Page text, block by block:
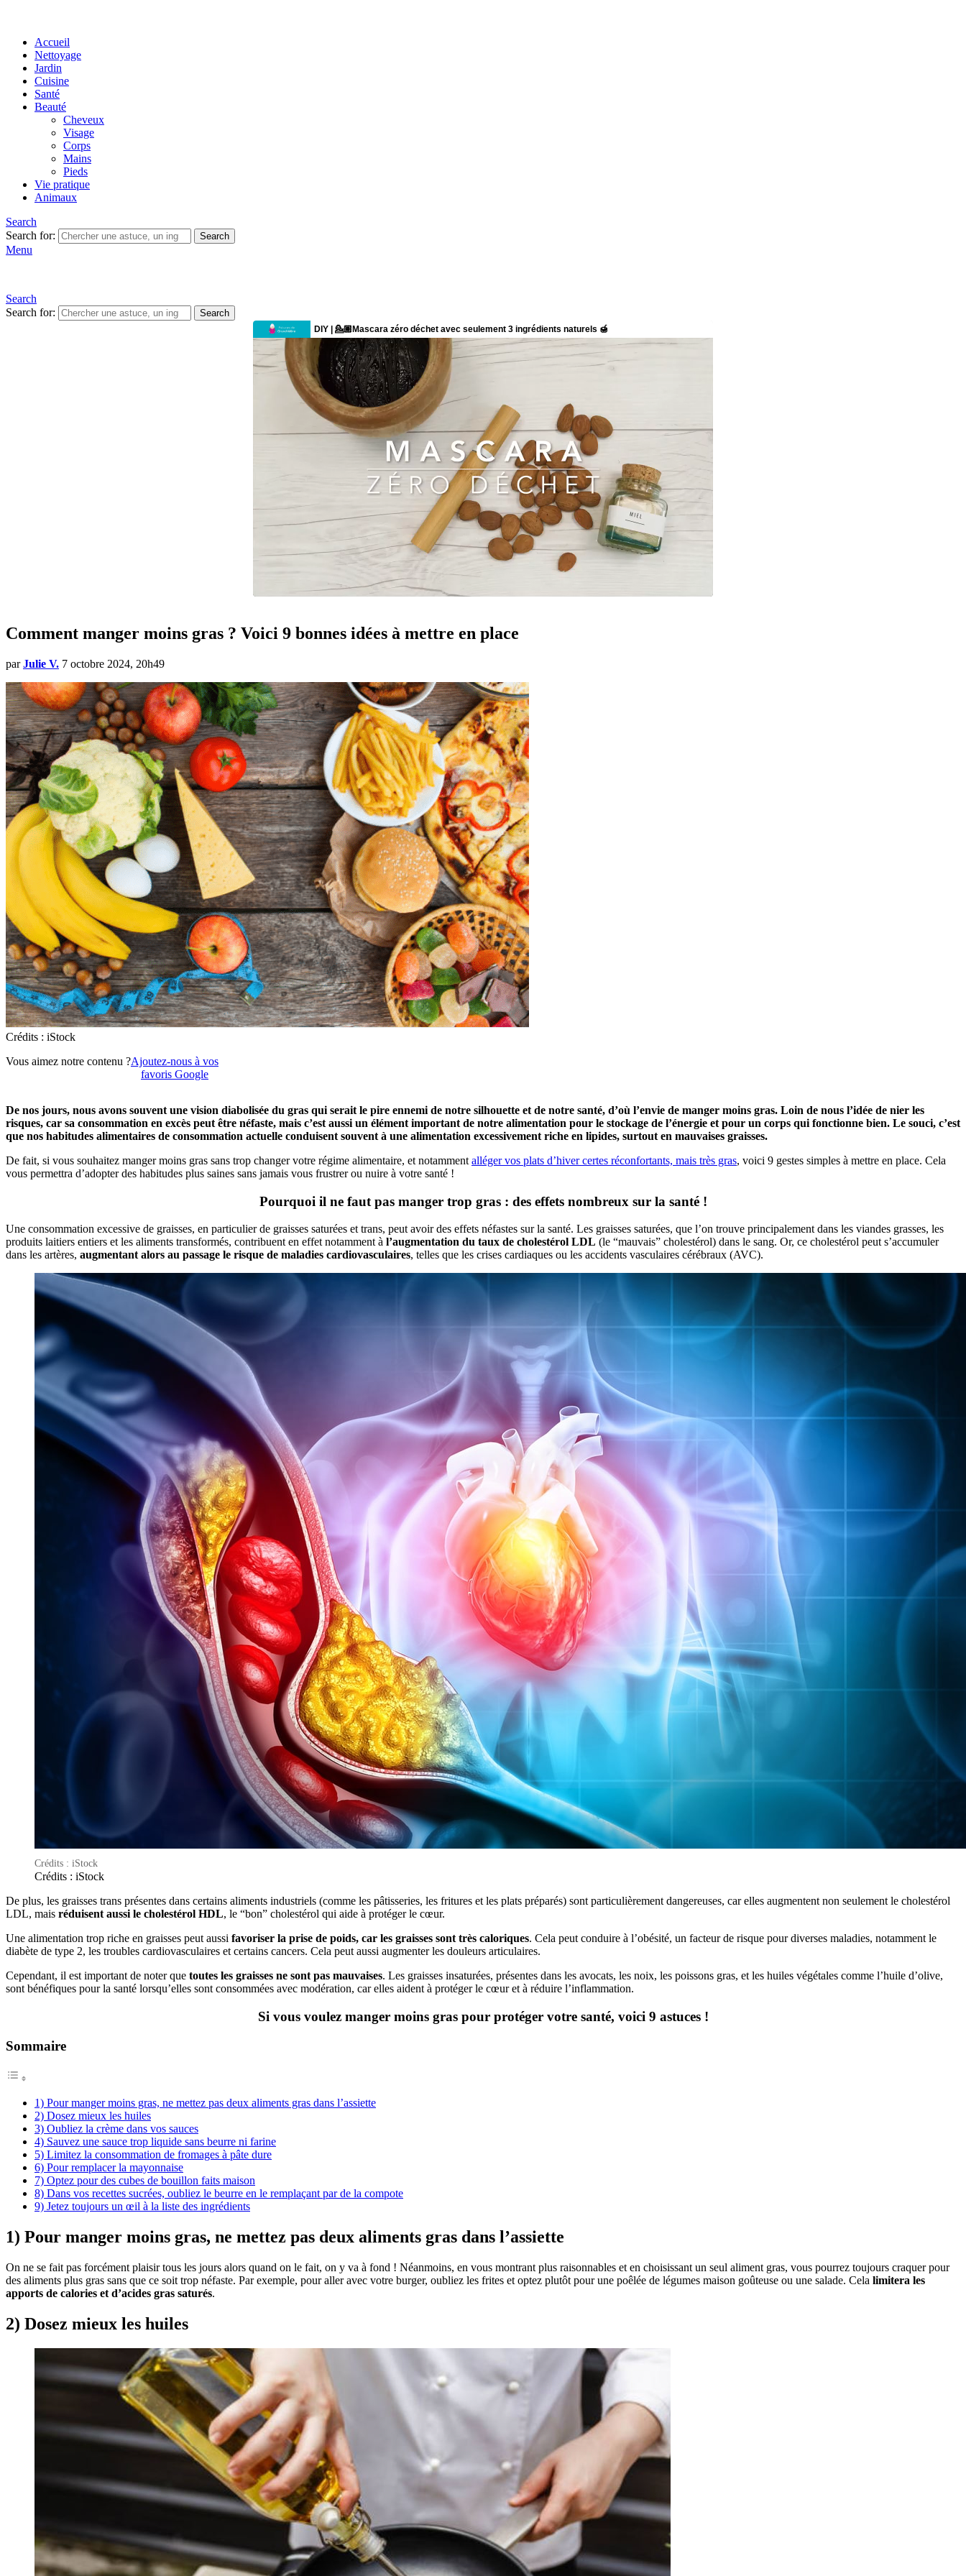
Accueil
Nettoyage
Jardin
Cuisine
Santé
Beauté
Cheveux
Visage
Corps
Mains
Pieds
Vie pratique
Animaux
Search
Search for:
Search
Menu
Search
Search for:
Search
Comment manger moins gras ? Voici 9 bonnes idées à mettre en place
par Julie V. 7 octobre 2024, 20h49
Crédits : iStock
Vous aimez notre contenu ?Ajoutez-nous à vos
favoris Google
De nos jours, nous avons souvent une vision diabolisée du gras qui serait le pire ennemi de notre silhouette et de notre santé, d’où l’envie de manger moins gras. Loin de nous l’idée de nier les
risques, car sa consommation en excès peut être néfaste, mais c’est aussi un élément important de notre alimentation pour le stockage de l’énergie et pour un corps qui fonctionne bien. Le souci, c’est
que nos habitudes alimentaires de consommation actuelle conduisent souvent à une alimentation excessivement riche en lipides, surtout en mauvaises graisses.
De fait, si vous souhaitez manger moins gras sans trop changer votre régime alimentaire, et notamment alléger vos plats d’hiver certes réconfortants, mais très gras, voici 9 gestes simples à mettre en place. Cela
vous permettra d’adopter des habitudes plus saines sans jamais vous frustrer ou nuire à votre santé !
Pourquoi il ne faut pas manger trop gras : des effets nombreux sur la santé !
Une consommation excessive de graisses, en particulier de graisses saturées et trans, peut avoir des effets néfastes sur la santé. Les graisses saturées, que l’on trouve principalement dans les viandes grasses, les
produits laitiers entiers et les aliments transformés, contribuent en effet notamment à l’augmentation du taux de cholestérol LDL (le “mauvais” cholestérol) dans le sang. Or, ce cholestérol peut s’accumuler
dans les artères, augmentant alors au passage le risque de maladies cardiovasculaires, telles que les crises cardiaques ou les accidents vasculaires cérébraux (AVC).
Crédits : iStock
Crédits : iStock
De plus, les graisses trans présentes dans certains aliments industriels (comme les pâtisseries, les fritures et les plats préparés) sont particulièrement dangereuses, car elles augmentent non seulement le cholestérol
LDL, mais réduisent aussi le cholestérol HDL, le “bon” cholestérol qui aide à protéger le cœur.
Une alimentation trop riche en graisses peut aussi favoriser la prise de poids, car les graisses sont très caloriques. Cela peut conduire à l’obésité, un facteur de risque pour diverses maladies, notamment le
diabète de type 2, les troubles cardiovasculaires et certains cancers. Cela peut aussi augmenter les douleurs articulaires.
Cependant, il est important de noter que toutes les graisses ne sont pas mauvaises. Les graisses insaturées, présentes dans les avocats, les noix, les poissons gras, et les huiles végétales comme l’huile d’olive,
sont bénéfiques pour la santé lorsqu’elles sont consommées avec modération, car elles aident à protéger le cœur et à réduire l’inflammation.
Si vous voulez manger moins gras pour protéger votre santé, voici 9 astuces !
Sommaire
1) Pour manger moins gras, ne mettez pas deux aliments gras dans l’assiette
2) Dosez mieux les huiles
3) Oubliez la crème dans vos sauces
4) Sauvez une sauce trop liquide sans beurre ni farine
5) Limitez la consommation de fromages à pâte dure
6) Pour remplacer la mayonnaise
7) Optez pour des cubes de bouillon faits maison
8) Dans vos recettes sucrées, oubliez le beurre en le remplaçant par de la compote
9) Jetez toujours un œil à la liste des ingrédients
1) Pour manger moins gras, ne mettez pas deux aliments gras dans l’assiette
On ne se fait pas forcément plaisir tous les jours alors quand on le fait, on y va à fond ! Néanmoins, en vous montrant plus raisonnables et en choisissant un seul aliment gras, vous pourrez toujours craquer pour
des aliments plus gras sans que ce soit trop néfaste. Par exemple, pour aller avec votre burger, oubliez les frites et optez plutôt pour une poêlée de légumes maison goûteuse ou une salade. Cela limitera les
apports de calories et d’acides gras saturés.
2) Dosez mieux les huiles